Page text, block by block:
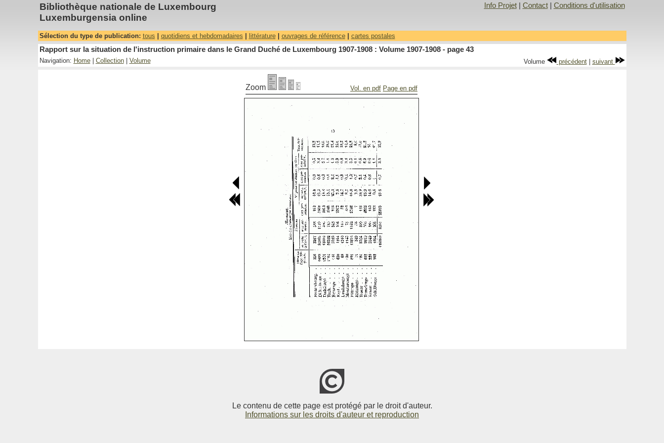
Bibliothèque nationale de Luxembourg
Luxemburgensia online
Info Projet| Contact| Conditions d'utilisation
Sélection du type de publication: tous quotidiens et hebdomadaires littérature| ouvrages de référence| cartes postales
Rapport sur la situation de l'instruction primaire dans le Grand Duché de Luxembourg 1907-1908 : Volume 1907-1908 - page 43
Navigation: Home| Collection| Volume Volume précédent| suivant
Zoom Vol. en pdf Page en pdf
Le contenu de cette page est protégé par le droit d'auteur.
Informations sur les droits d'auteur et reproduction